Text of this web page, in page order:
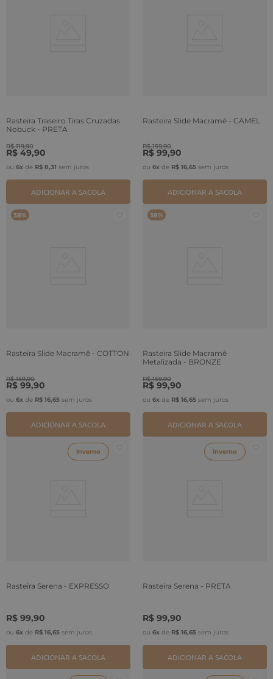
Rasteira Traseiro Tiras Cruzadas
Nobuck - PRETA
R$ 119,90
R$ 49,90
ou 6x de R$ 8,31 sem juros
ADICIONAR A SACOLA
Rasteira Slide Macramê - CAMEL
R$ 159,90
R$ 99,90
ou 6x de R$ 16,65 sem juros
ADICIONAR A SACOLA
38%
Rasteira Slide Macramê - COTTON
R$ 159,90
R$ 99,90
ou 6x de R$ 16,65 sem juros
ADICIONAR A SACOLA
38%
Rasteira Slide Macramê
Metalizada - BRONZE
R$ 159,90
R$ 99,90
ou 6x de R$ 16,65 sem juros
ADICIONAR A SACOLA
Inverno
Rasteira Serena - EXPRESSO
R$ 99,90
ou 6x de R$ 16,65 sem juros
ADICIONAR A SACOLA
Inverno
Rasteira Serena - PRETA
R$ 99,90
ou 6x de R$ 16,65 sem juros
ADICIONAR A SACOLA